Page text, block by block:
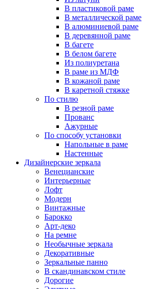
В пластиковой раме
В металлической раме
В алюминиевой раме
В деревянной раме
В багете
В белом багете
Из полиуретана
В раме из МДФ
В кожаной раме
В каретной стяжке
По стилю
В резной раме
Прованс
Ажурные
По способу установки
Напольные в раме
Настенные
Дизайнерские зеркала
Венецианские
Интерьерные
Лофт
Модерн
Винтажные
Барокко
Арт-деко
На ремне
Необычные зеркала
Декоративные
Зеркальные панно
В скандинавском стиле
Дорогие